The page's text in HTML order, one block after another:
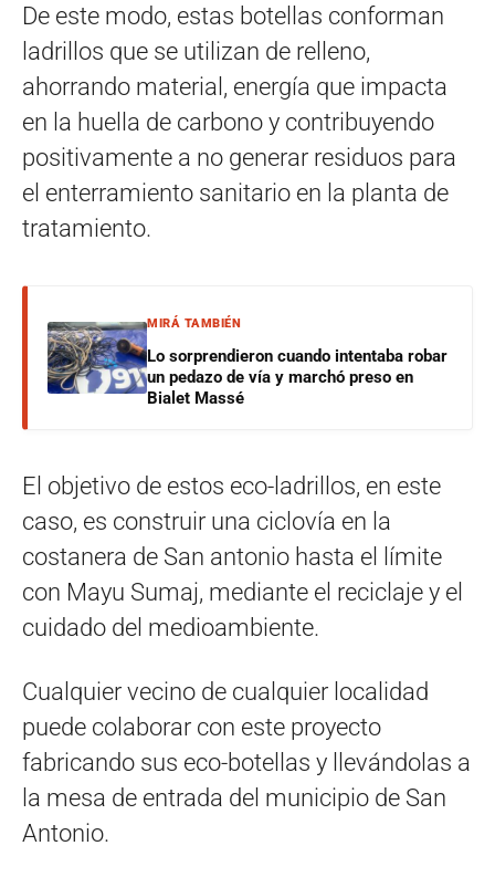
De este modo, estas botellas conforman
ladrillos que se utilizan de relleno,
ahorrando material, energía que impacta
en la huella de carbono y contribuyendo
positivamente a no generar residuos para
el enterramiento sanitario en la planta de
tratamiento.
MIRÁ TAMBIÉN
Lo sorprendieron cuando intentaba robar
un pedazo de vía y marchó preso en
Bialet Massé
El objetivo de estos eco-ladrillos, en este
caso, es construir una ciclovía en la
costanera de San antonio hasta el límite
con Mayu Sumaj, mediante el reciclaje y el
cuidado del medioambiente.
Cualquier vecino de cualquier localidad
puede colaborar con este proyecto
fabricando sus eco-botellas y llevándolas a
la mesa de entrada del municipio de San
Antonio.